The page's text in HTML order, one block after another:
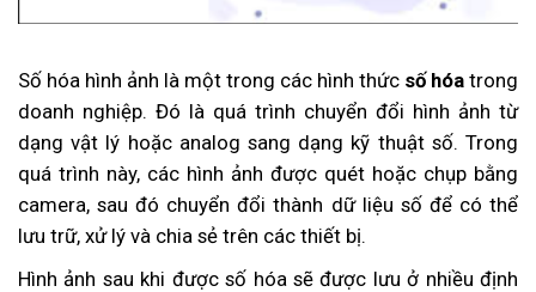
Số hóa hình ảnh là một trong các hình thức số hóa trong
doanh nghiệp. Đó là quá trình chuyển đổi hình ảnh từ
dạng vật lý hoặc analog sang dạng kỹ thuật số. Trong
quá trình này, các hình ảnh được quét hoặc chụp bằng
camera, sau đó chuyển đổi thành dữ liệu số để có thể
lưu trữ, xử lý và chia sẻ trên các thiết bị.
Hình ảnh sau khi được số hóa sẽ được lưu ở nhiều định